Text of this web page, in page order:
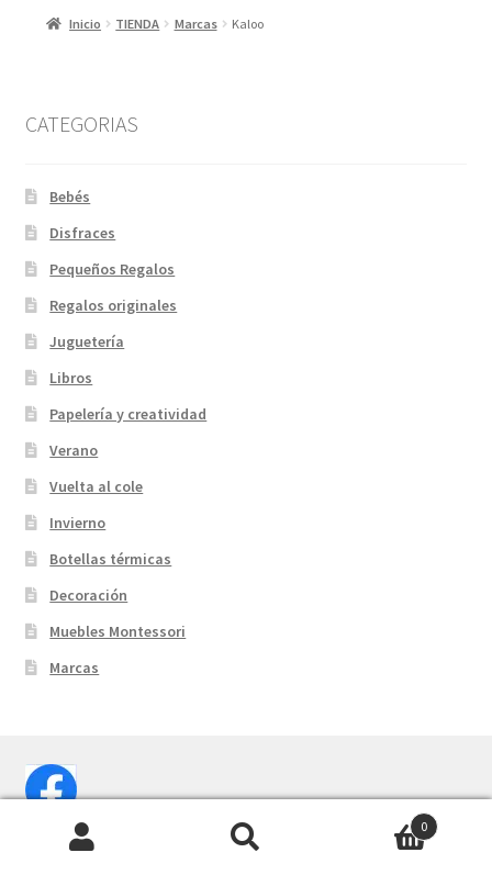
Inicio TIENDA Marcas Kaloo
CATEGORIAS
Bebés
Disfraces
Pequeños Regalos
Regalos originales
Juguetería
Libros
Papelería y creatividad
Verano
Vuelta al cole
Invierno
Botellas térmicas
Decoración
Muebles Montessori
Marcas
0